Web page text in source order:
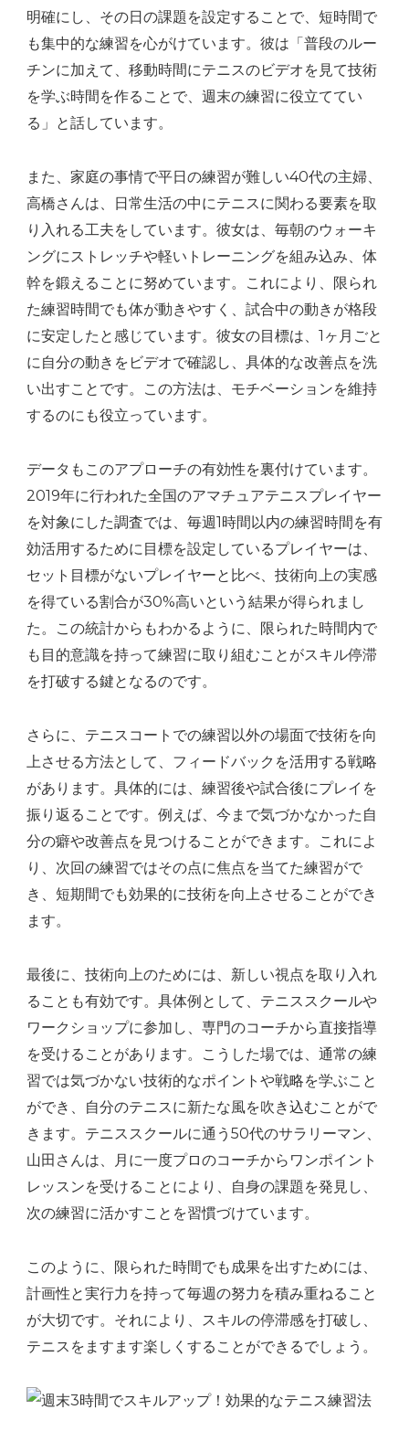
明確にし、その日の課題を設定することで、短時間で
も集中的な練習を心がけています。彼は「普段のルー
チンに加えて、移動時間にテニスのビデオを見て技術
を学ぶ時間を作ることで、週末の練習に役立ててい
る」と話しています。
また、家庭の事情で平日の練習が難しい40代の主婦、
高橋さんは、日常生活の中にテニスに関わる要素を取
り入れる工夫をしています。彼女は、毎朝のウォーキ
ングにストレッチや軽いトレーニングを組み込み、体
幹を鍛えることに努めています。これにより、限られ
た練習時間でも体が動きやすく、試合中の動きが格段
に安定したと感じています。彼女の目標は、1ヶ月ごと
に自分の動きをビデオで確認し、具体的な改善点を洗
い出すことです。この方法は、モチベーションを維持
するのにも役立っています。
データもこのアプローチの有効性を裏付けています。
2019年に行われた全国のアマチュアテニスプレイヤー
を対象にした調査では、毎週1時間以内の練習時間を有
効活用するために目標を設定しているプレイヤーは、
セット目標がないプレイヤーと比べ、技術向上の実感
を得ている割合が30%高いという結果が得られまし
た。この統計からもわかるように、限られた時間内で
も目的意識を持って練習に取り組むことがスキル停滞
を打破する鍵となるのです。
さらに、テニスコートでの練習以外の場面で技術を向
上させる方法として、フィードバックを活用する戦略
があります。具体的には、練習後や試合後にプレイを
振り返ることです。例えば、今まで気づかなかった自
分の癖や改善点を見つけることができます。これによ
り、次回の練習ではその点に焦点を当てた練習がで
き、短期間でも効果的に技術を向上させることができ
ます。
最後に、技術向上のためには、新しい視点を取り入れ
ることも有効です。具体例として、テニススクールや
ワークショップに参加し、専門のコーチから直接指導
を受けることがあります。こうした場では、通常の練
習では気づかない技術的なポイントや戦略を学ぶこと
ができ、自分のテニスに新たな風を吹き込むことがで
きます。テニススクールに通う50代のサラリーマン、
山田さんは、月に一度プロのコーチからワンポイント
レッスンを受けることにより、自身の課題を発見し、
次の練習に活かすことを習慣づけています。
このように、限られた時間でも成果を出すためには、
計画性と実行力を持って毎週の努力を積み重ねること
が大切です。それにより、スキルの停滞感を打破し、
テニスをますます楽しくすることができるでしょう。